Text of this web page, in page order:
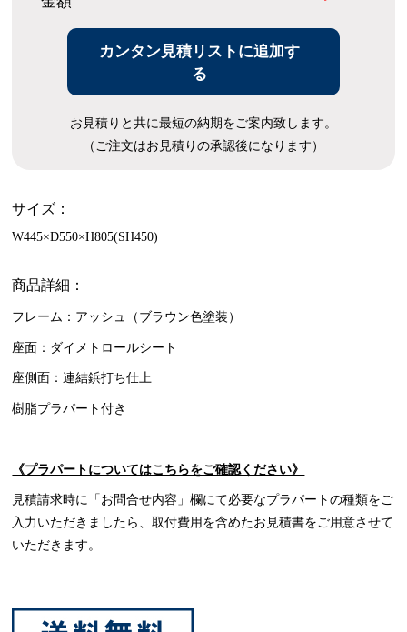
カンタン見積リストに追加す
る
お見積りと共に最短の納期をご案内致します。
（ご注文はお見積りの承認後になります）
サイズ：
W445×D550×H805(SH450)
商品詳細：
フレーム：アッシュ（ブラウン色塗装）
座面：ダイメトロールシート
座側面：連結鋲打ち仕上
樹脂プラパート付き
《プラパートについてはこちらをご確認ください》
見積請求時に「お問合せ内容」欄にて必要なプラパートの種類をご
入力いただきましたら、取付費用を含めたお見積書をご用意させて
いただきます。